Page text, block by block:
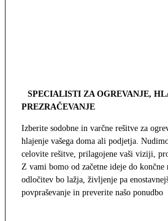
SPECIALISTI ZA OGREVANJE,
PREZRAČEVANJE
Izberite sodobne in varčne rešitve za
hlajenje vašega doma ali podjetja.
celovite rešitve, prilagojene vaši viziji,
Z vami bomo od začetne ideje do končne
odločitev bo lažja, življenje pa
povpraševanje in preverite našo ponudbo